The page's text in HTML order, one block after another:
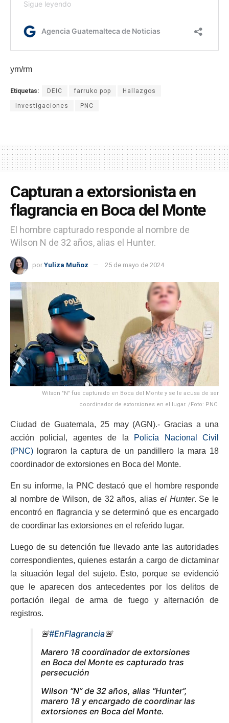
ym/rm
Etiquetas: DEIC farruko pop Hallazgos
Investigaciones PNC
Capturan a extorsionista en
flagrancia en Boca del Monte
El hombre capturado responde al nombre de
Wilson N de 32 años, alias el Hunter.
por Yuliza Muñoz 25 de mayo de 2024
Wilson "N" fue capturado en Boca del Monte y se le acusa de ser
coordinador de extorsiones en el lugar. /Foto: PNC.
Ciudad de Guatemala, 25 may (AGN).- Gracias a una
acción policial, agentes de la
Policía Nacional Civil
(PNC) lograron la captura de un pandillero la mara 18
coordinador de extorsiones en Boca del Monte.
En su informe, la PNC destacó que el hombre responde
al nombre de Wilson, de 32 años, alias el Hunter. Se le
encontró en flagrancia y se determinó que es encargado
de coordinar las extorsiones en el referido lugar.
Luego de su detención fue llevado ante las autoridades
correspondientes, quienes estarán a cargo de dictaminar
la situación legal del sujeto. Esto, porque se evidenció
que le aparecen dos antecedentes por los delitos de
portación ilegal de arma de fuego y alternación de
registros.
🚨#EnFlagrancia🚨
Marero 18 coordinador de extorsiones
en Boca del Monte es capturado tras
persecución
Wilson “N” de 32 años, alias “Hunter”,
marero 18 y encargado de coordinar las
extorsiones en Boca del Monte.